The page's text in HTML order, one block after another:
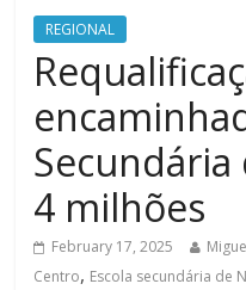
REGIONAL
Secundária
4 milhões
February 17, 2025
Centro, Escola secundária de